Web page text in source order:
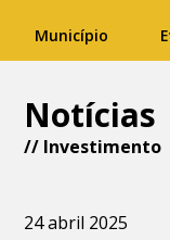
Município
Notícias
// Investimento
24 abril 2025